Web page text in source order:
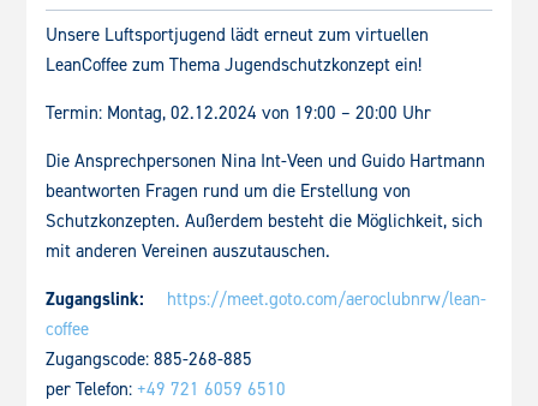
Unsere Luftsportjugend lädt erneut zum virtuellen
LeanCoffee zum Thema Jugendschutzkonzept ein!
Termin: Montag, 02.12.2024 von 19:00 – 20:00 Uhr
Die Ansprechpersonen Nina Int-Veen und Guido Hartmann
beantworten Fragen rund um die Erstellung von
Schutzkonzepten. Außerdem besteht die Möglichkeit, sich
mit anderen Vereinen auszutauschen.
Zugangslink:
https://meet.goto.com/aeroclubnrw/lean-
coffee
Zugangscode: 885-268-885
per Telefon:+49 721 6059 6510